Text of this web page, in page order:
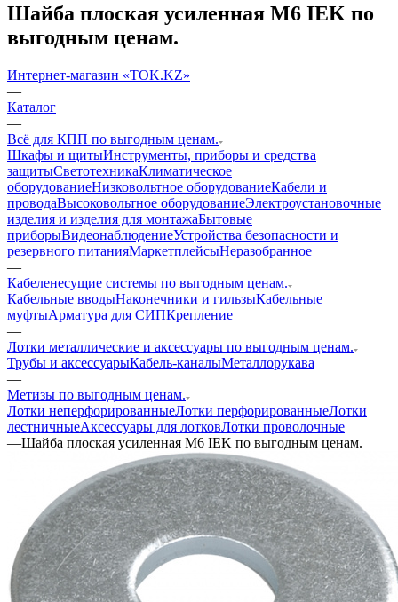
Шайба плоская усиленная М6 IEK по
выгодным ценам.
Интернет-магазин «TOK.KZ»
—
Каталог
—
Всё для КПП по выгодным ценам.
Шкафы и щитыИнструменты, приборы и средства
защитыСветотехникаКлиматическое
оборудованиеНизковольтное оборудованиеКабели и
проводаВысоковольтное оборудованиеЭлектроустановочные
изделия и изделия для монтажаБытовые
приборыВидеонаблюдениеУстройства безопасности и
резервного питанияМаркетплейсыНеразобранное
—
Кабеленесущие системы по выгодным ценам.
Кабельные вводыНаконечники и гильзыКабельные
муфтыАрматура для СИПКрепление
—
Лотки металлические и аксессуары по выгодным ценам.
Трубы и аксессуарыКабель-каналыМеталлорукава
—
Метизы по выгодным ценам.
Лотки неперфорированныеЛотки перфорированныеЛотки
лестничныеАксессуары для лотковЛотки проволочные
—Шайба плоская усиленная М6 IEK по выгодным ценам.